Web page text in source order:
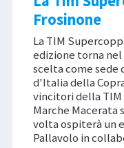
Frosinone
La TIM
edizione torna nel
scelta come sede
d'Italia della
vincitori della TIM
Marche Macerata
volta ospiterà un
Pallavolo in